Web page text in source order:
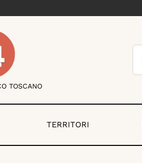
TOSCANO
TERRITORI